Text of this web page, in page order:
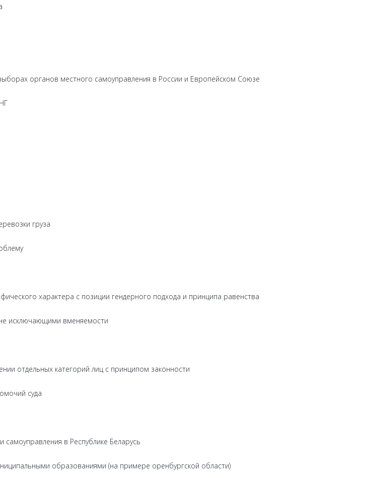
органов местного самоуправления в России и Европейском Союзе
груза
характера с позиции гендерного подхода и принципа равенства
исключающими вменяемости
отдельных категорий лиц с принципом законности
суда
в Республике Беларусь
образованиями (на примере оренбургской области)